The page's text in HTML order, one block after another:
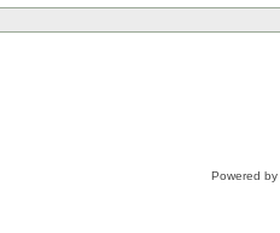
Powered by